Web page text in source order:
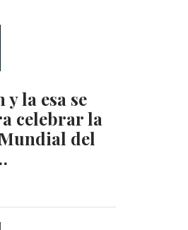
y la esa se
celebrar la
del